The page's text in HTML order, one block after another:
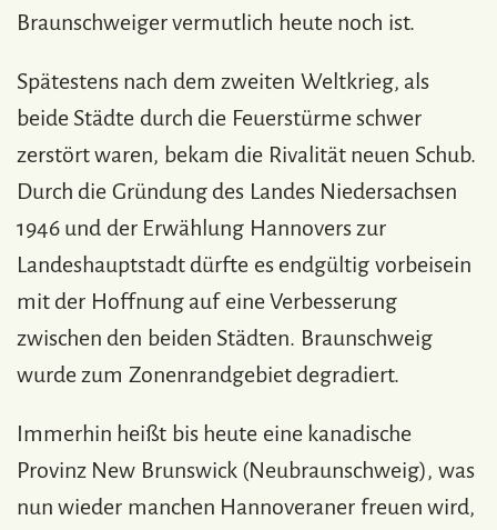
Braunschweiger vermutlich heute noch ist.
Spätestens nach dem zweiten Weltkrieg, als
beide Städte durch die Feuerstürme schwer
zerstört waren, bekam die Rivalität neuen Schub.
Durch die Gründung des Landes Niedersachsen
1946 und der Erwählung Hannovers zur
Landeshauptstadt dürfte es endgültig vorbeisein
mit der Hoffnung auf eine Verbesserung
zwischen den beiden Städten. Braunschweig
wurde zum Zonenrandgebiet degradiert.
Immerhin heißt bis heute eine kanadische
Provinz New Brunswick (Neubraunschweig), was
nun wieder manchen Hannoveraner freuen wird,